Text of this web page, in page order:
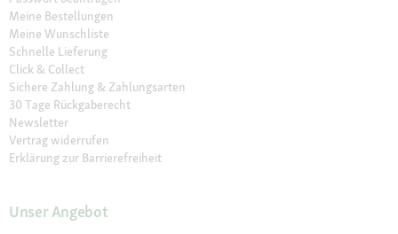
Meine Bestellungen
Meine Wunschliste
Schnelle Lieferung
Click & Collect
Sichere Zahlung & Zahlungsarten
30 Tage Rückgaberecht
Newsletter
Vertrag widerrufen
Erklärung zur Barrierefreiheit
Unser Angebot